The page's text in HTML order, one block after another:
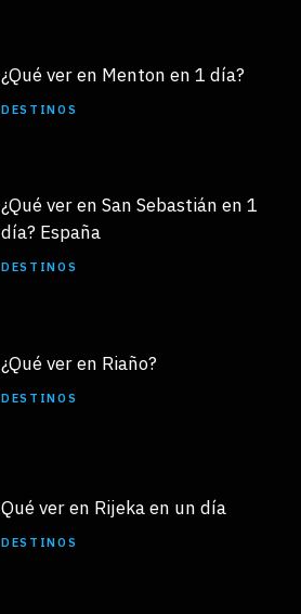
¿Qué ver en Menton en 1 día?
DESTINOS
¿Qué ver en San Sebastián en 1
día? España
DESTINOS
¿Qué ver en Riaño?
DESTINOS
Qué ver en Rijeka en un día
DESTINOS